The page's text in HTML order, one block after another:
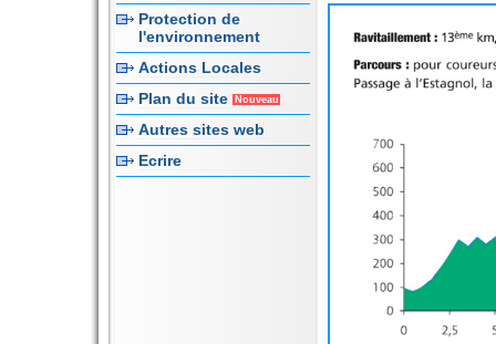
Protection de
l'environnement
Actions Locales
Plan du site
Nouveau
Autres sites web
Ecrire